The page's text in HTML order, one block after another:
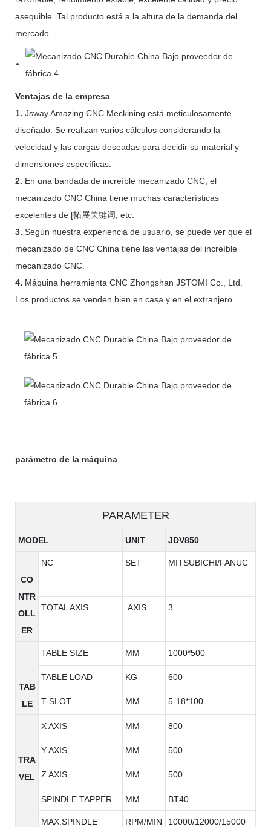
asequible. Tal producto está a la altura de la demanda del
mercado.
Ventajas de la empresa
1. Jsway Amazing CNC Meckining está meticulosamente
diseñado. Se realizan varios cálculos considerando la
velocidad y las cargas deseadas para decidir su material y
dimensiones específicas.
2. En una bandada de increíble mecanizado CNC, el
mecanizado CNC China tiene muchas características
excelentes de [拓展关键词, etc.
3. Según nuestra experiencia de usuario, se puede ver que el
mecanizado de CNC China tiene las ventajas del increíble
mecanizado CNC.
4. Máquina herramienta CNC Zhongshan JSTOMI Co., Ltd.
Los productos se venden bien en casa y en el extranjero.
parámetro de la máquina
PARAMETER
MODEL UNIT JDV850
CO
NTR
OLL
ER
NC SET MITSUBICHI/FANUC
TOTAL AXIS AXIS 3
TAB
LE
TABLE SIZE MM 1000*500
TABLE LOAD KG 600
T-SLOT MM 5-18*100
TRA
VEL
X AXIS MM 800
Y AXIS MM 500
Z AXIS MM 500
SPINDLE TAPPER MM BT40
MAX.SPINDLE
RPM/MIN 10000/12000/15000